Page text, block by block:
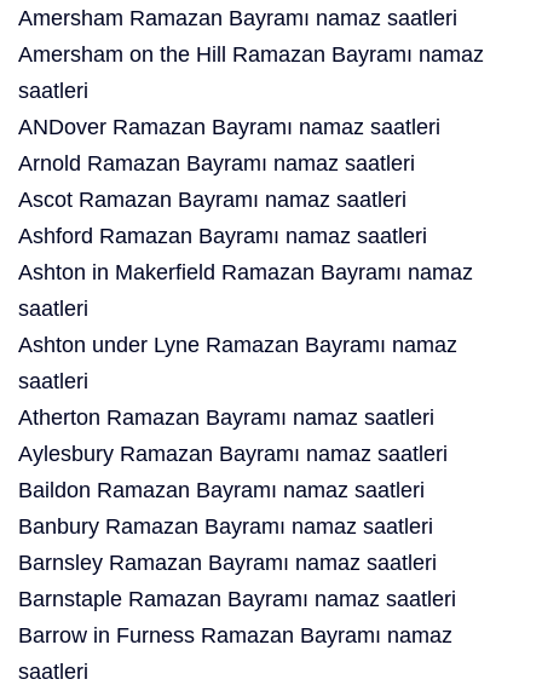
Amersham Ramazan Bayramı namaz saatleri
Amersham on the Hill Ramazan Bayramı namaz
saatleri
ANDover Ramazan Bayramı namaz saatleri
Arnold Ramazan Bayramı namaz saatleri
Ascot Ramazan Bayramı namaz saatleri
Ashford Ramazan Bayramı namaz saatleri
Ashton in Makerfield Ramazan Bayramı namaz
saatleri
Ashton under Lyne Ramazan Bayramı namaz
saatleri
Atherton Ramazan Bayramı namaz saatleri
Aylesbury Ramazan Bayramı namaz saatleri
Baildon Ramazan Bayramı namaz saatleri
Banbury Ramazan Bayramı namaz saatleri
Barnsley Ramazan Bayramı namaz saatleri
Barnstaple Ramazan Bayramı namaz saatleri
Barrow in Furness Ramazan Bayramı namaz
saatleri